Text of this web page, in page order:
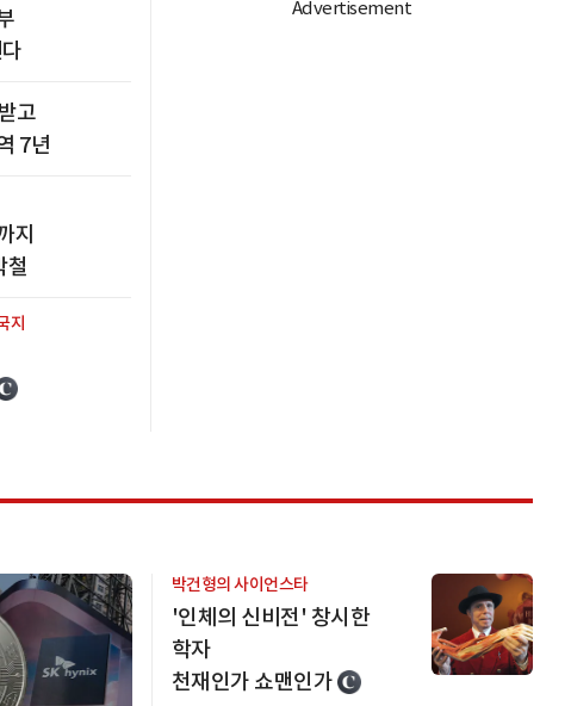
고
7년
지
철
지
박건형의 사이언스타
'인체의 신비전' 창시한
학자
천재인가 쇼맨인가